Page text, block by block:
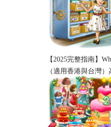
【2025完整指南】
（適用香港與台灣）
與工作協作必備！